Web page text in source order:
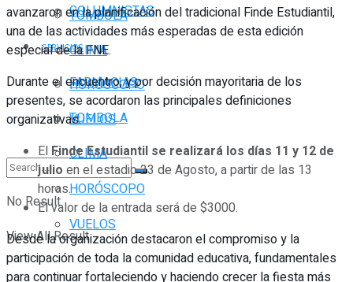
TOMBOLA
CLIMA
HORÓSCOPO
VUELOS
No Result
View All Result
COLUMNISTAS
SERVICIOS
FARMACIAS
TOMBOLA
CLIMA
HORÓSCOPO
VUELOS
avanzaron en la planificación del tradicional Finde Estudiantil,
una de las actividades más esperadas de esta edición
especial de la FNE.
Durante el encuentro, y por decisión mayoritaria de los
presentes, se acordaron las principales definiciones
organizativas:
El Finde Estudiantil se realizará los días 11 y 12 de
julio en el estadio 23 de Agosto, a partir de las 13
horas.
El valor de la entrada será de $3000.
Desde la organización destacaron el compromiso y la
participación de toda la comunidad educativa, fundamentales
para continuar fortaleciendo y haciendo crecer la fiesta más